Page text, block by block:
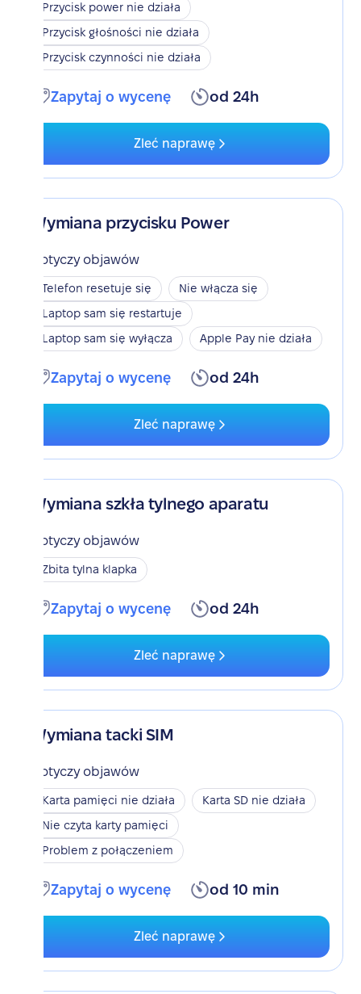
Przycisk power nie działa
Przycisk głośności nie działa
Przycisk czynności nie działa
Zapytaj o wycenę od 24h
Zleć naprawę
Wymiana przycisku Power
Dotyczy objawów
Telefon resetuje się
Nie włącza się
Laptop sam się restartuje
Laptop sam się wyłącza
Apple Pay nie działa
Zapytaj o wycenę od 24h
Zleć naprawę
Wymiana szkła tylnego aparatu
Dotyczy objawów
Zbita tylna klapka
Zapytaj o wycenę od 24h
Zleć naprawę
Wymiana tacki SIM
Dotyczy objawów
Karta pamięci nie działa
Karta SD nie działa
Nie czyta karty pamięci
Problem z połączeniem
Zapytaj o wycenę od 10 min
Zleć naprawę